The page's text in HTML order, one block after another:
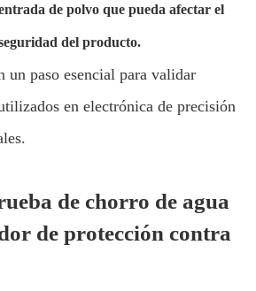
de polvo que pueda afectar el
del producto.
un paso esencial para validar
en electrónica de precisión
de chorro de agua
de protección contra